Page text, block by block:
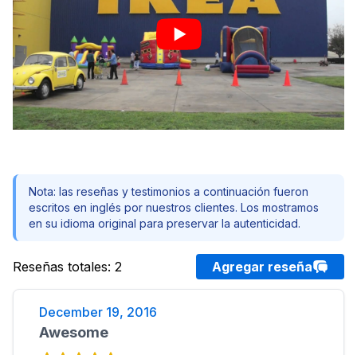
Nota: las reseñas y testimonios a continuación fueron
escritos en inglés por nuestros clientes. Los mostramos
en su idioma original para preservar la autenticidad.
Reseñas totales: 2 Agregar reseña
December 19, 2016
Awesome